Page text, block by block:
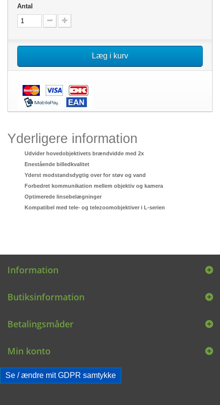
Antal
Læg i kurv
Yderligere information
Udvider hovedobjektivets brændvidde med 2x
Enestående billedkvalitet
Yderst modstandsdygtig over for støv og vand
Forbedret kommunikation mellem objektiv og kamera
Optimerede linsebelægninger
Kompatibel med tele- og telezoomobjektiver i L-serien
Information
Butiksinformation
Betalingsmåder
Min konto
Se / ændre mit GDPR samtykke